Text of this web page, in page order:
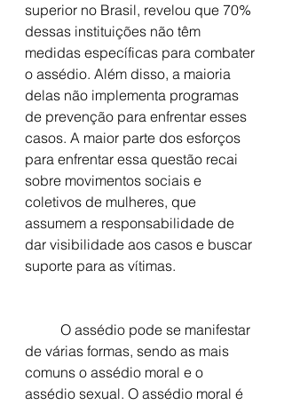
superior no Brasil, revelou que 70%
dessas instituições não têm
medidas específicas para combater
o assédio. Além disso, a maioria
delas não implementa programas
de prevenção para enfrentar esses
casos. A maior parte dos esforços
para enfrentar essa questão recai
sobre movimentos sociais e
coletivos de mulheres, que
assumem a responsabilidade de
dar visibilidade aos casos e buscar
suporte para as vítimas.
de várias formas, sendo as mais
comuns o assédio moral e o
assédio sexual. O assédio moral é